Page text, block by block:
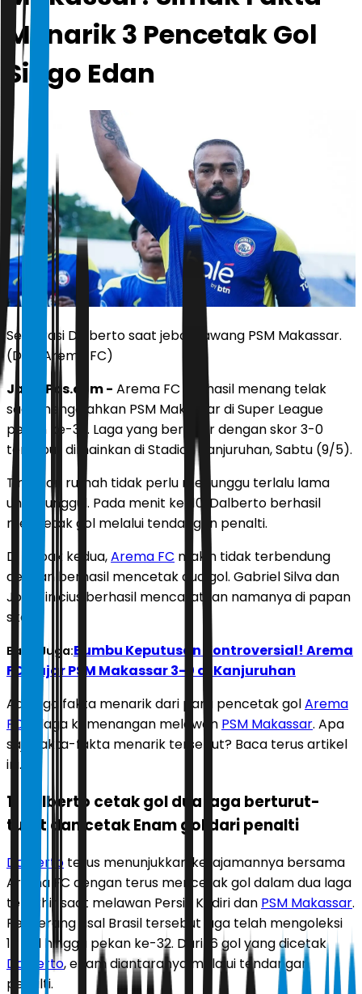
Menarik 3 Pencetak Gol
Singo Edan
Selebrasi Dalberto saat jebol gawang PSM Makassar.
(Dok. Arema FC)
JawaPos.com - Arema FC berhasil menang telak
saat mengalahkan PSM Makassar di Super League
pekan ke-32. Laga yang berakhir dengan skor 3-0
tersebut dimainkan di Stadion Kanjuruhan, Sabtu (9/5).
Tim tuan rumah tidak perlu menunggu terlalu lama
untuk unggul. Pada menit ke-10, Dalberto berhasil
mencetak gol melalui tendangan penalti.
Di babak kedua,Arema FC makin tidak terbendung
dengan berhasil mencetak dua gol. Gabriel Silva dan
Joel Vinicius berhasil mencatatkan namanya di papan
skor.
Baca Juga:Bumbu Keputusan Kontroversial! Arema
FC Hajar PSM Makassar 3-0 di Kanjuruhan
Ada tiga fakta menarik dari para pencetak golArema
FC
di laga kemenangan melawan PSM Makassar. Apa
saja fakta-fakta menarik tersebut? Baca terus artikel
ini.
1. Dalberto cetak gol dua laga berturut-
turut dan cetak Enam gol dari penalti
Dalberto terus menunjukkan ketajamannya bersama
Arema FC dengan terus mencetak gol dalam dua laga
terakhir saat melawan Persik Kediri dan PSM Makassar.
Penyerang asal Brasil tersebut juga telah mengoleksi
16 gol hingga pekan ke-32. Dari 16 gol yang dicetak
Dalberto, enam diantaranya melalui tendangan
penalti.